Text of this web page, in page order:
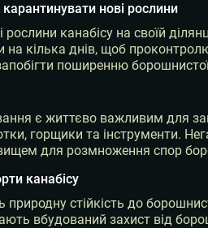
нові рослини
канабісу на своїй
на кілька днів, щоб
поширенню
є життєво важливим для
горщики та інструменти.
для розмноження спор
канабісу
природну стійкість до
вбудований захист від